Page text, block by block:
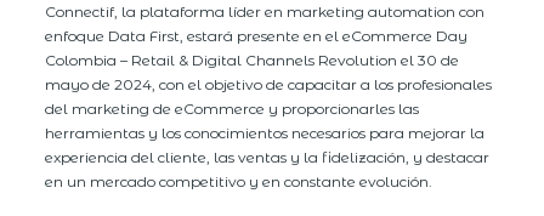
Connectif, la plataforma líder en marketing automation con
enfoque Data First, estará presente en el eCommerce Day
Colombia – Retail & Digital Channels Revolution el 30 de
mayo de 2024, con el objetivo de capacitar a los profesionales
del marketing de eCommerce y proporcionarles las
herramientas y los conocimientos necesarios para mejorar la
experiencia del cliente, las ventas y la fidelización, y destacar
en un mercado competitivo y en constante evolución.